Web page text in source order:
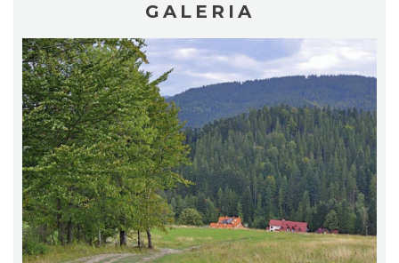
GALERIA